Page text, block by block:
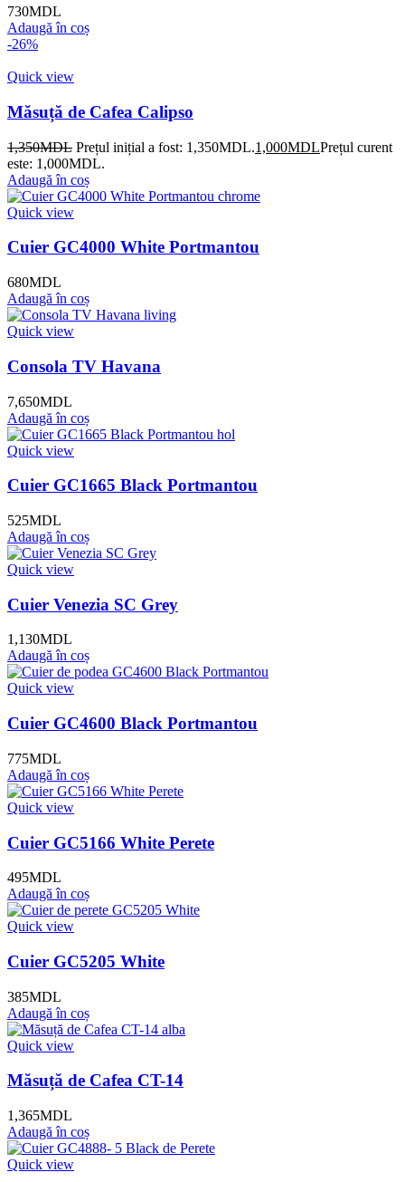
730MDL
Adaugă în coș
-26%
Quick view
Măsuță de Cafea Calipso
1,350MDL Prețul inițial a fost: 1,350MDL.1,000MDLPrețul curent
este: 1,000MDL.
Adaugă în coș
Quick view
Cuier GC4000 White Portmantou
680MDL
Adaugă în coș
Quick view
Consola TV Havana
7,650MDL
Adaugă în coș
Quick view
Cuier GC1665 Black Portmantou
525MDL
Adaugă în coș
Quick view
Cuier Venezia SC Grey
1,130MDL
Adaugă în coș
Quick view
Cuier GC4600 Black Portmantou
775MDL
Adaugă în coș
Quick view
Cuier GC5166 White Perete
495MDL
Adaugă în coș
Quick view
Cuier GC5205 White
385MDL
Adaugă în coș
Quick view
Măsuță de Cafea CT-14
1,365MDL
Adaugă în coș
Quick view